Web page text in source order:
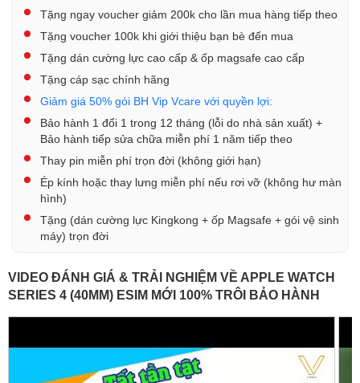
Tặng ngay voucher giảm 200k cho lần mua hàng tiếp theo
Tặng voucher 100k khi giới thiệu bạn bè đến mua
Tặng dán cường lực cao cấp & ốp magsafe cao cấp
Tặng cáp sạc chính hãng
Giảm giá 50% gói BH Vip Vcare với quyền lợi:
Bảo hành 1 đổi 1 trong 12 tháng (lỗi do nhà sản xuất) +
Bảo hành tiếp sửa chữa miễn phí 1 năm tiếp theo
Thay pin miễn phí trọn đời (không giới hạn)
Ép kính hoặc thay lưng miễn phí nếu rơi vỡ (không hư màn
hình)
Tặng (dán cường lực Kingkong + ốp Magsafe + gói vệ sinh
máy) trọn đời
VIDEO ĐÁNH GIÁ & TRẢI NGHIỆM VỀ APPLE WATCH
SERIES 4 (40MM) ESIM MỚI 100% TRÔI BẢO HÀNH